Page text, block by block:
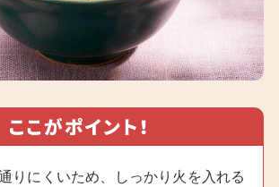
りにくいため、しっかり火を入れる